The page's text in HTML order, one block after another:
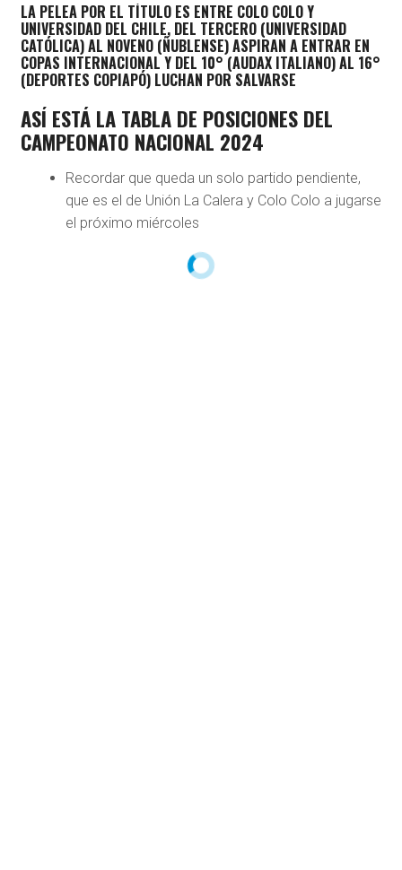
LA PELEA POR EL TÍTULO ES ENTRE COLO COLO Y
UNIVERSIDAD DEL CHILE, DEL TERCERO (UNIVERSIDAD
CATÓLICA) AL NOVENO (ÑUBLENSE) ASPIRAN A ENTRAR EN
COPAS INTERNACIONAL Y DEL 10° (AUDAX ITALIANO) AL 16°
(DEPORTES COPIAPÓ) LUCHAN POR SALVARSE
ASÍ ESTÁ LA TABLA DE POSICIONES DEL
CAMPEONATO NACIONAL 2024
Recordar que queda un solo partido pendiente,
que es el de Unión La Calera y Colo Colo a jugarse
el próximo miércoles